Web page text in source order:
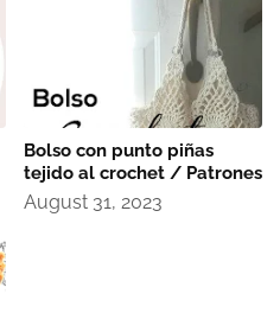
Bolso con punto piñas
tejido al crochet / Patrones
August 31, 2023